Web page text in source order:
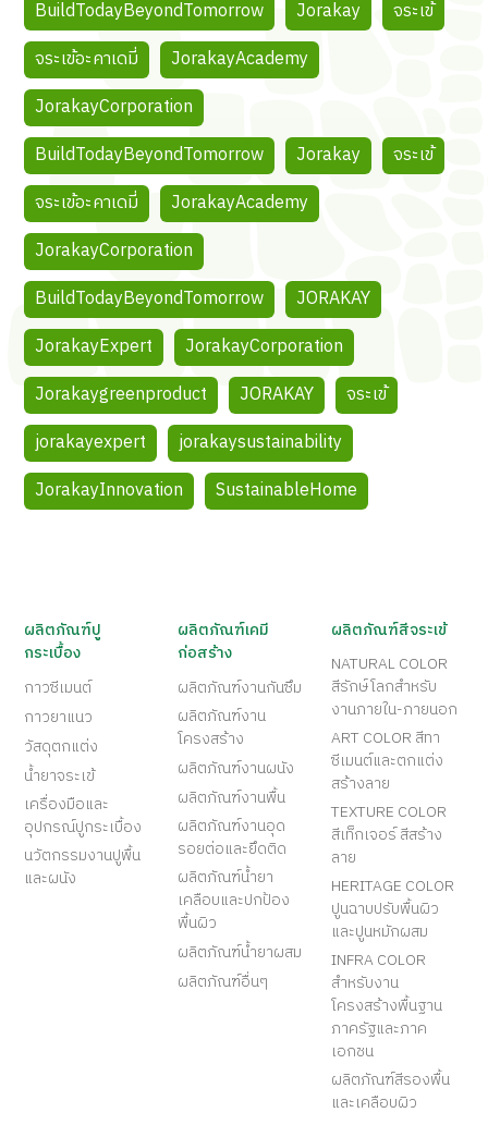
BuildTodayBeyondTomorrow Jorakay
จระเข้
จระเข้อะคาเดมี่
JorakayAcademy
JorakayCorporation
BuildTodayBeyondTomorrow
Jorakay
จระเข้
จระเข้อะคาเดมี่
JorakayAcademy
JorakayCorporation
BuildTodayBeyondTomorrow
JORAKAY
JorakayExpert
JorakayCorporation
Jorakaygreenproduct
JORAKAY
จระเข้
jorakayexpert
jorakaysustainability
JorakayInnovation
SustainableHome
ผลิตภัณฑ์ปู
กระเบื้อง
กาวซีเมนต์
กาวยาแนว
วัสดุตกแต่ง
น้ำยาจระเข้
เครื่องมือและ
อุปกรณ์ปูกระเบื้อง
นวัตกรรมงานปูพื้น
และผนัง
ผลิตภัณฑ์เคมี
ก่อสร้าง
ผลิตภัณฑ์งานกันซึม
ผลิตภัณฑ์งาน
โครงสร้าง
ผลิตภัณฑ์งานผนัง
ผลิตภัณฑ์งานพื้น
ผลิตภัณฑ์งานอุด
รอยต่อและยึดติด
ผลิตภัณฑ์น้ำยา
เคลือบและปกป้อง
พื้นผิว
ผลิตภัณฑ์น้ำยาผสม
ผลิตภัณฑ์อื่นๆ
ผลิตภัณฑ์สีจระเข้
NATURAL COLOR
สีรักษ์โลกสำหรับ
งานภายใน-ภายนอก
ART COLOR สีทา
ซีเมนต์และตกแต่ง
สร้างลาย
TEXTURE COLOR
สีเท็กเจอร์ สีสร้าง
ลาย
HERITAGE COLOR
ปูนฉาบปรับพื้นผิว
และปูนหมักผสม
INFRA COLOR
สำหรับงาน
โครงสร้างพื้นฐาน
ภาครัฐและภาค
เอกชน
ผลิตภัณฑ์สีรองพื้น
และเคลือบผิว